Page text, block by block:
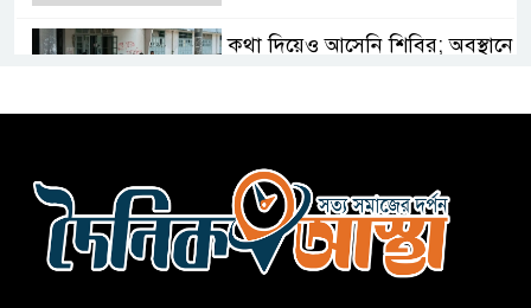
কথা দিয়েও আসেনি শিবির; অবস্থানে
বলাকা লাউঞ্জে আগুন
নীলফামারীতে ৫ দিনেও ফিরেনি